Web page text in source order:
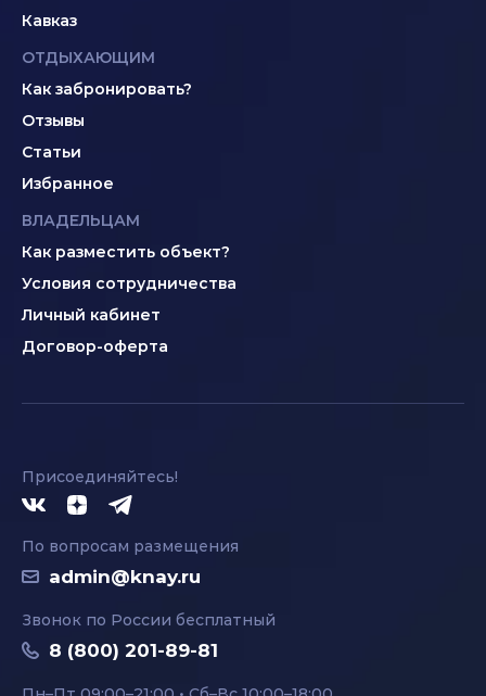
Кавказ
ОТДЫХАЮЩИМ
Как забронировать?
Отзывы
Статьи
Избранное
ВЛАДЕЛЬЦАМ
Как разместить объект?
Условия сотрудничества
Личный кабинет
Договор-оферта
Присоединяйтесь!
По вопросам размещения
admin@knay.ru
Звонок по России бесплатный
8 (800) 201-89-81